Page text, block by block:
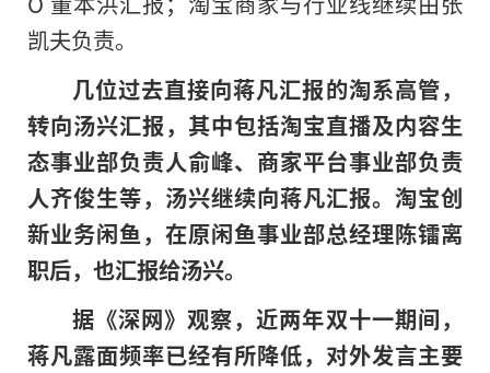
凯夫负责。
几位过去直接向蒋凡汇报的淘系高管，
转向汤兴汇报，其中包括淘宝直播及内容生
态事业部负责人俞峰、商家平台事业部负责
人齐俊生等，汤兴继续向蒋凡汇报。淘宝创
新业务闲鱼，在原闲鱼事业部总经理陈镭离
职后，也汇报给汤兴。
据《深网》观察，近两年双十一期间，
蒋凡露面频率已经有所降低，对外发言主要